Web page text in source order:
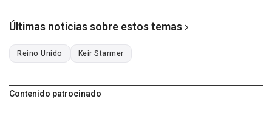
Últimas noticias sobre estos temas
Reino Unido Keir Starmer
Contenido patrocinado